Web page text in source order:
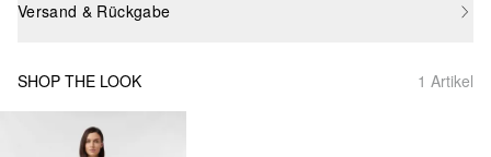
Versand & Rückgabe
SHOP THE LOOK 1 Artikel